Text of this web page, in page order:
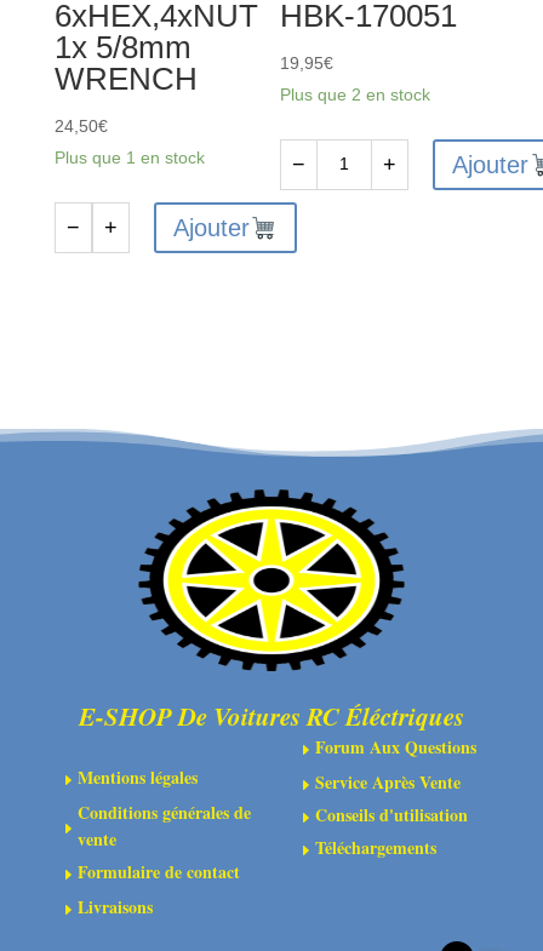
6xHEX,4xNUT
1x 5/8mm
WRENCH
24,50€
Plus que 1 en stock
BAG
− + Ajouter
HBK-170051
19,95€
Plus que 2 en stock
de
-
HBK-
170051
− + Ajouter
E-SHOP De Voitures RC Éléctriques
EMentions légales
E
Conditions générales de
vente
EFormulaire de contact
ELivraisons
E Forum Aux Questions
E Service Après Vente
E Conseils d'utilisation
E Téléchargements